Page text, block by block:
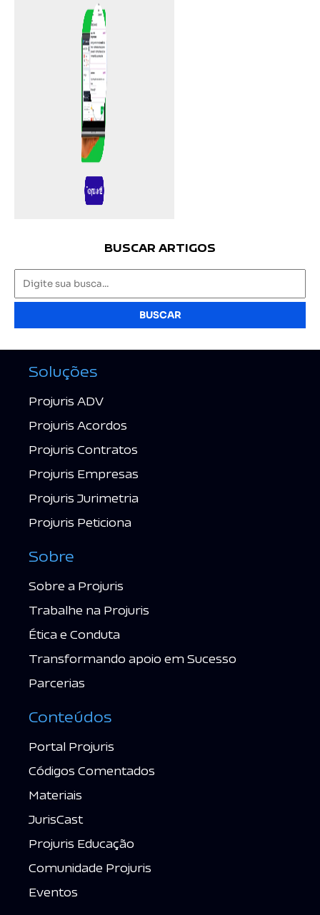
BUSCAR ARTIGOS
BUSCAR
Soluções
Projuris ADV
Projuris Acordos
Projuris Contratos
Projuris Empresas
Projuris Jurimetria
Projuris Peticiona
Sobre
Sobre a Projuris
Trabalhe na Projuris
Ética e Conduta
Transformando apoio em Sucesso
Parcerias
Conteúdos
Portal Projuris
Códigos Comentados
Materiais
JurisCast
Projuris Educação
Comunidade Projuris
Eventos